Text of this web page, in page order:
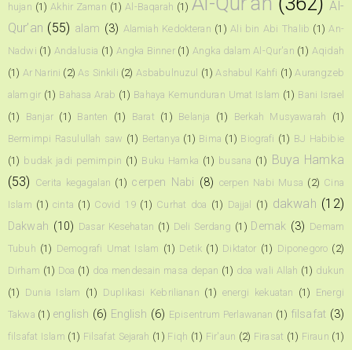
hujan (1) Akhir Zaman (1) Al-Baqarah (1)
Al-
Qur’an (55) alam (3) Alamiah Kedokteran (1) Ali bin Abi Thalib (1) An-
Nadwi (1) Andalusia (1) Angka Binner (1) Angka dalam Al-Qur'an (1) Aqidah
(1) Ar Narini (2) As Sinkili (2) Asbabulnuzul (1) Ashabul Kahfi (1) Aurangzeb
alamgir (1) Bahasa Arab (1) Bahaya Kemunduran Umat Islam (1) Bani Israel
(1)
Banjar (1) Banten (1) Barat (1) Belanja (1) Berkah Musyawarah
(1)
Bermimpi Rasulullah saw (1) Bertanya (1) Bima (1) Biografi (1) BJ Habibie
(1) budak jadi pemimpin (1) Buku Hamka (1) busana (1) Buya Hamka
(53) Cerita kegagalan (1) cerpen Nabi (8) cerpen Nabi Musa (2) Cina
Islam (1) cinta (1) Covid 19 (1) Curhat doa (1) Dajjal (1) dakwah (12)
Dakwah (10) Dasar Kesehatan (1) Deli Serdang (1) Demak (3) Demam
Tubuh (1) Demografi Umat Islam (1) Detik (1) Diktator (1) Diponegoro (2)
Dirham (1) Doa (1) doa mendesain masa depan (1) doa wali Allah (1) dukun
(1) Dunia Islam (1) Duplikasi Kebrilianan (1) energi kekuatan (1) Energi
Takwa (1) english (6) English (6) Episentrum Perlawanan (1) filsafat (3)
filsafat Islam (1) Filsafat Sejarah (1) Fiqh (1) Fir'aun (2) Firasat (1) Firaun (1)